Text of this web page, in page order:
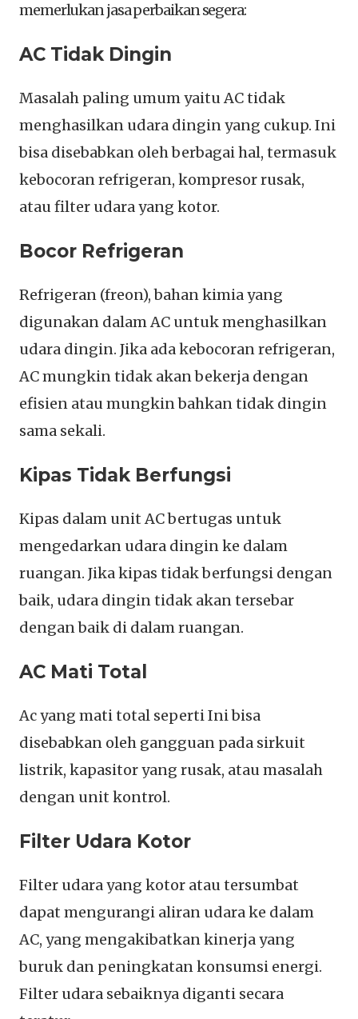
memerlukan jasa perbaikan segera:
AC Tidak Dingin
Masalah paling umum yaitu AC tidak
menghasilkan udara dingin yang cukup. Ini
bisa disebabkan oleh berbagai hal, termasuk
kebocoran refrigeran, kompresor rusak,
atau filter udara yang kotor.
Bocor Refrigeran
Refrigeran (freon), bahan kimia yang
digunakan dalam AC untuk menghasilkan
udara dingin. Jika ada kebocoran refrigeran,
AC mungkin tidak akan bekerja dengan
efisien atau mungkin bahkan tidak dingin
sama sekali.
Kipas Tidak Berfungsi
Kipas dalam unit AC bertugas untuk
mengedarkan udara dingin ke dalam
ruangan. Jika kipas tidak berfungsi dengan
baik, udara dingin tidak akan tersebar
dengan baik di dalam ruangan.
AC Mati Total
Ac yang mati total seperti Ini bisa
disebabkan oleh gangguan pada sirkuit
listrik, kapasitor yang rusak, atau masalah
dengan unit kontrol.
Filter Udara Kotor
Filter udara yang kotor atau tersumbat
dapat mengurangi aliran udara ke dalam
AC, yang mengakibatkan kinerja yang
buruk dan peningkatan konsumsi energi.
Filter udara sebaiknya diganti secara